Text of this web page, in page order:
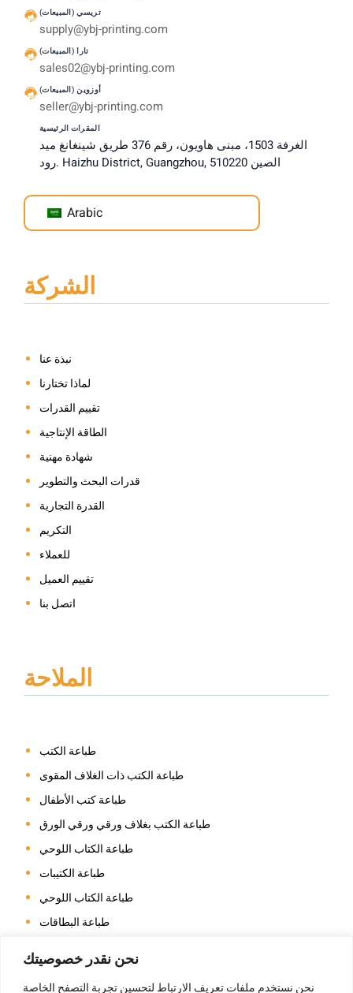
نحن نقدر خصوصيتك
نحن نستخدم ملفات تعريف الارتباط لتحسين تجربة التصفح الخاصة
تريسي (المبيعات)
supply@ybj-printing.com
تارا (المبيعات)
sales02@ybj-printing.com
أوزوين (المبيعات)
seller@ybj-printing.com
المقرات الرئيسية
الغرفة 1503، مبنى هاويون، رقم 376 طريق شينغانغ ميد
رود. Haizhu District, Guangzhou, الصين 510220
Arabic
الشركة
نبذة عنا
لماذا تختارنا
تقييم القدرات
الطاقة الإنتاجية
شهادة مهنية
قدرات البحث والتطوير
القدرة التجارية
التكريم
للعملاء
تقييم العميل
اتصل بنا
الملاحة
طباعة الكتب
طباعة الكتب ذات الغلاف المقوى
طباعة كتب الأطفال
طباعة الكتب بغلاف ورقي ورقي الورق
طباعة الكتاب اللوحي
طباعة الكتيبات
طباعة الكتاب اللوحي
طباعة البطاقات
طباعة كتاب التلوين